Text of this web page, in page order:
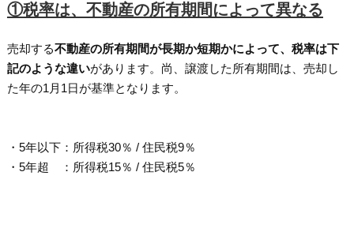
①税率は、不動産の所有期間によって異なる
売却する不動産の所有期間が長期か短期かによって、税率は下
記のような違いがあります。尚、譲渡した所有期間は、売却し
た年の1月1日が基準となります。
・5年以下：所得税30％ / 住民税9％
・5年超 ：所得税15％ / 住民税5％